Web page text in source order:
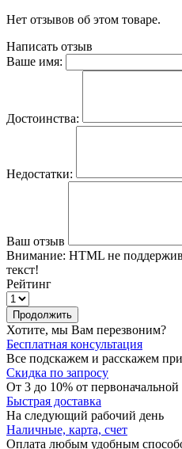
Нет отзывов об этом товаре.
Написать отзыв
Ваше имя:
Достоинства:
Недостатки:
Ваш отзыв
Внимание: HTML не
текст!
Рейтинг
Продолжить
Хотите, мы Вам перезвоним?
Бесплатная консультация
Все подскажем и расскажем
Скидка по запросу
От 3 до 10% от
Быстрая доставка
На следующий рабочий день
Наличные, карта, счет
Оплата любым удобным